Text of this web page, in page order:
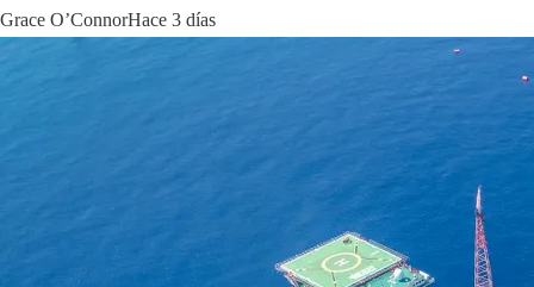
Grace O’ConnorHace 3 días